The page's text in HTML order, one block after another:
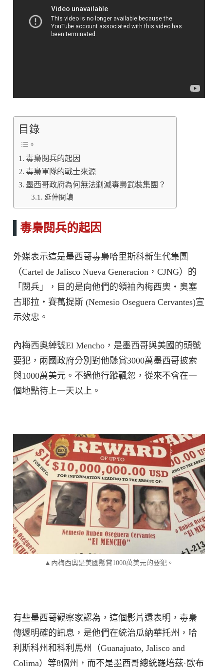
目錄
毒梟閱兵的起因
毒梟軍隊的戰士來源
墨西哥政府為何無法剿滅毒梟武裝集團？
延伸閱讀
毒梟閱兵的起因
外媒表示這是墨西哥毒梟哈里斯科新生代集團
（Cartel de Jalisco Nueva Generacion，CJNG）的
「閱兵」，目的是向他們的領袖內梅西奧・奧塞
古耶拉・賽萬提斯 (Nemesio Oseguera Cervantes)宣
示效忠。
內梅西奧綽號El Mencho，是墨西哥與美國的頭號
要犯，兩國政府分別對他懸賞3000萬墨西哥披索
與1000萬美元。不過他行蹤飄忽，從來不會在一
個地點待上一天以上。
▲內梅西奧是美國懸賞1000萬美元的要犯。
有些墨西哥觀察家認為，這個影片還表明，毒梟
傳遞明確的訊息，是他們在統治瓜納華托州，哈
利斯科州和科利馬州（Guanajuato, Jalisco and
Colima）等8個州，而不是墨西哥總統羅培茲·歐布